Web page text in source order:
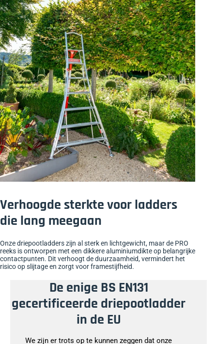
Verhoogde sterkte voor ladders
die lang meegaan
Onze driepootladders zijn al sterk en lichtgewicht, maar de PRO
reeks is ontworpen met een dikkere aluminiumdikte op belangrijke
contactpunten. Dit verhoogt de duurzaamheid, vermindert het
risico op slijtage en zorgt voor framestijfheid.
De enige BS EN131
gecertificeerde driepootladder
in de EU
We zijn er trots op te kunnen zeggen dat onze